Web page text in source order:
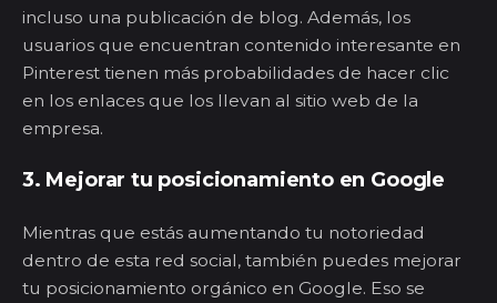
incluso una publicación de blog. Además, los
usuarios que encuentran contenido interesante en
Pinterest tienen más probabilidades de hacer clic
en los enlaces que los llevan al sitio web de la
empresa.
3. Mejorar tu posicionamiento en Google
Mientras que estás aumentando tu notoriedad
dentro de esta red social, también puedes mejorar
tu posicionamiento orgánico en Google. Eso se